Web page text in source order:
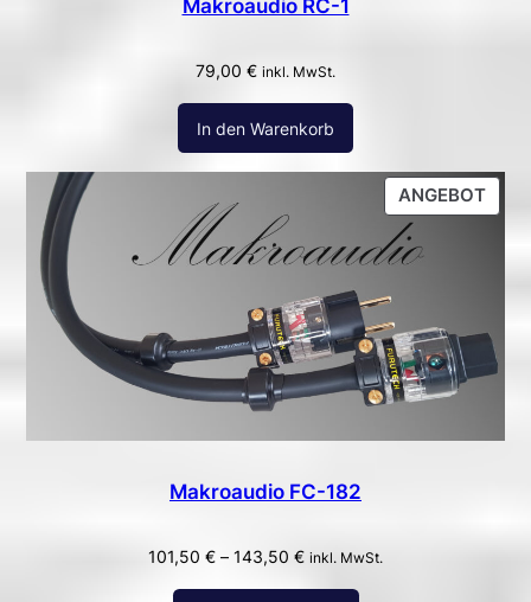
Makroaudio RC-1
79,00 € inkl. MwSt.
In den Warenkorb
ANGEBOT
ON
Makroaudio FC-182
101,50 € – 143,50 € inkl. MwSt.